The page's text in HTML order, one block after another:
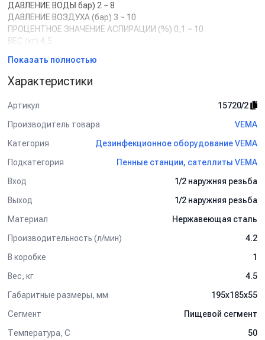
ДАВЛЕНИЕ ВОДЫ бар) 2 ~ 8
ДАВЛЕНИЕ ВОЗДУХА (бар) 3 ~ 10
ПРОЦЕНТНОЕ ЗНАЧЕНИЕ АСПИРАЦИИ (%) 0,1 ~ 10
ВЕС (кг) 4,5
МАКСИМАЛЬНАЯ ТЕМПЕРАТУРА ВОДЫ НА ВХОДЕ 50 °C
Показать полностью
Характеристики
Артикул
15720/2
Производитель товара
VEMA
Категория
Дезинфекционное оборудование VEMA
Подкатегория
Пенные станции, сателлиты VEMA
Вход
1/2 наружняя резьба
Выход
1/2 наружняя резьба
Материал
Нержавеющая сталь
Производительность (л/мин)
4.2
В коробке
1
Вес, кг
4.5
Габаритные размеры, мм
195x185x55
Сегмент
Пищевой сегмент
Температура, C
50